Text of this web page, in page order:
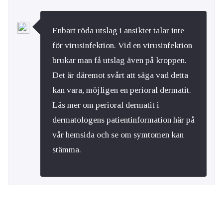
Enbart röda utslag i ansiktet talar inte
för virusinfektion. Vid en virusinfektion
brukar man få utslag även på kroppen.
Det är däremot svårt att säga vad detta
kan vara, möjligen en perioral dermatit.
Läs mer om perioral dermatit i
dermatologens patientinformation här på
vår hemsida och se om symtomen kan
stämma.